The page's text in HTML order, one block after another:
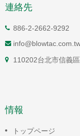
連絡先
886-2-2662-9292
110202台北市信義
情報
トップページ